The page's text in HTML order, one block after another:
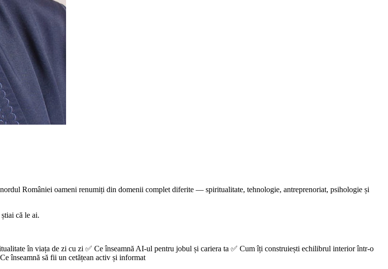
României oameni renumiți din domenii complet diferite — spiritualitate, tehnologie, antreprenoriat, psihologie și
că le ai.
în viața de zi cu zi ✅ Ce înseamnă AI-ul pentru jobul și cariera ta ✅ Cum îți construiești echilibrul interior într-o
înseamnă să fii un cetățean activ și informat